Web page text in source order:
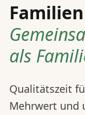
als
Qualitätszeit
Mehrwert und